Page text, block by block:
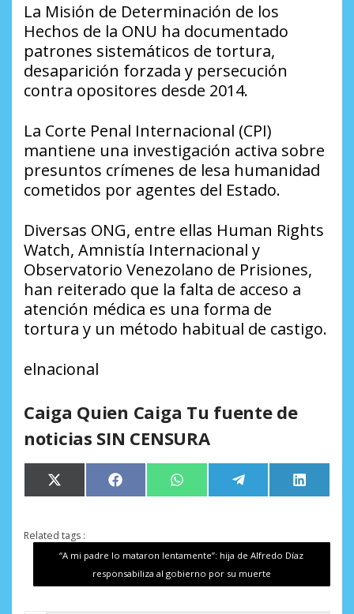
La Misión de Determinación de los
Hechos de la ONU ha documentado
patrones sistemáticos de tortura,
desaparición forzada y persecución
contra opositores desde 2014.
La Corte Penal Internacional (CPI)
mantiene una investigación activa sobre
presuntos crímenes de lesa humanidad
cometidos por agentes del Estado.
Diversas ONG, entre ellas Human Rights
Watch, Amnistía Internacional y
Observatorio Venezolano de Prisiones,
han reiterado que la falta de acceso a
atención médica es una forma de
tortura y un método habitual de castigo.
elnacional
Caiga Quien Caiga Tu fuente de
noticias SIN CENSURA
Compartir
en
X
(Twitter)
Compartir
en
Facebook Compartir
en
WhatsApp Compartir
en
Telegram
en
LinkedIn
Related tags :
“A mi padre lo mataron lentamente”: hija de Alfredo Díaz
responsabiliza al gobierno por su muerte